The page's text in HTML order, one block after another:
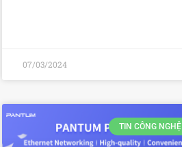
07/03/2024
TIN CÔNG NGHỆ